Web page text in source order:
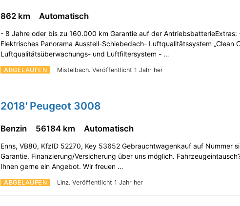
ABGELAUFEN Mistelbach. Veröffentlicht 1 Jahr her
862 km Automatisch
- 8 Jahre oder bis zu 160.000 km Garantie auf der AntriebsbatterieExtras:
Elektrisches Panorama Ausstell-Schiebedach- Luftqualitätssystem „Clean
Luftqualitätsüberwachungs- und Luftfiltersystem - …
2018' Peugeot 3008
ABGELAUFEN Linz. Veröffentlicht 1 Jahr her
Benzin 56184 km Automatisch
Enns, VB80, KfzID 52270, Key 53652 Gebrauchtwagenkauf auf Nummer
Garantie. Finanzierung/Versicherung über uns möglich.
Ihnen gerne ein Angebot. Wir freuen …